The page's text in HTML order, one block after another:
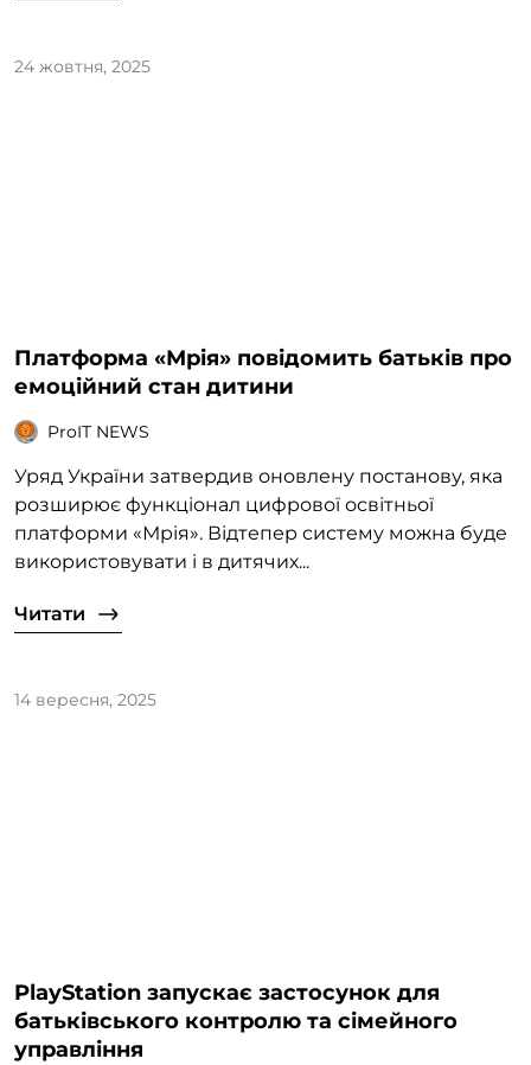
24 жовтня, 2025
Платформа «Мрія» повідомить батьків про
емоційний стан дитини
ProIT NEWS
Уряд України затвердив оновлену постанову, яка
розширює функціонал цифрової освітньої
платформи «Мрія». Відтепер систему можна буде
використовувати і в дитячих...
Читати
14 вересня, 2025
PlayStation запускає застосунок для
батьківського контролю та сімейного
управління